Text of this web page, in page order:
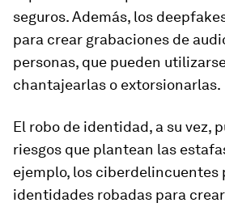
seguros. Además, los
para crear grabaciones de
personas, que pueden
chantajearlas o extorsionarlas.
El robo de identidad, a su vez,
riesgos que plantean las
ejemplo, los ciberdelincuentes
identidades robadas para